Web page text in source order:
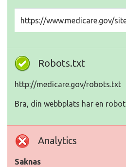
https://www.medicare.gov/
Robots.txt
http://medicare.gov/robots.txt
Bra, din webbplats har en
Analytics
Saknas